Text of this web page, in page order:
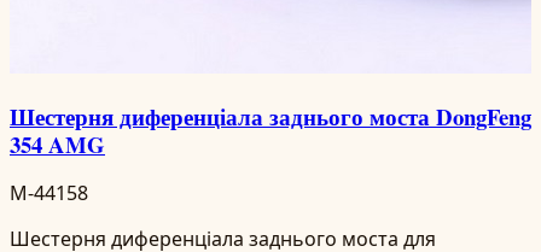
Шестерня диференціала заднього моста DongFeng
354 AMG
M-44158
Шестерня диференціала заднього моста для